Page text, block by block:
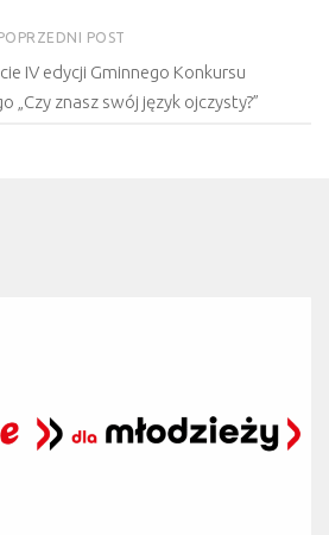
POST
IV edycji Gminnego Konkursu
„Czy znasz swój język ojczysty?”